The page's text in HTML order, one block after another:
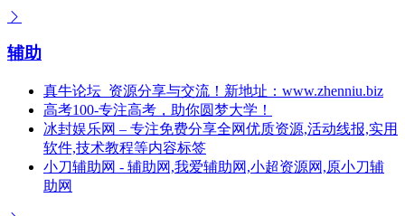
辅助
真牛论坛_资源分享与交流！新地址：www.zhenniu.biz
高考100-专注高考，助你圆梦大学！
冰封娱乐网 – 专注免费分享全网优质资源,活动线报,实用
软件,技术教程等内容标签
小刀辅助网 - 辅助网,我爱辅助网,小超资源网,原小刀辅
助网